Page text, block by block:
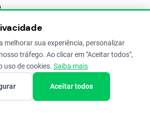
melhorar sua experiência, personalizar
tráfego. Ao clicar em "Aceitar todos",
uso de cookies. Saiba mais
Aceitar todos